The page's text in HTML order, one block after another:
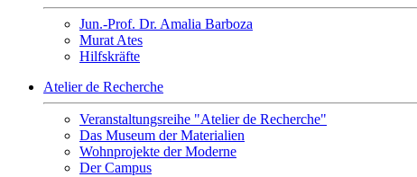
Jun.-Prof. Dr. Amalia Barboza
Murat Ates
Hilfskräfte
Atelier de Recherche
Veranstaltungsreihe "Atelier de Recherche"
Das Museum der Materialien
Wohnprojekte der Moderne
Der Campus